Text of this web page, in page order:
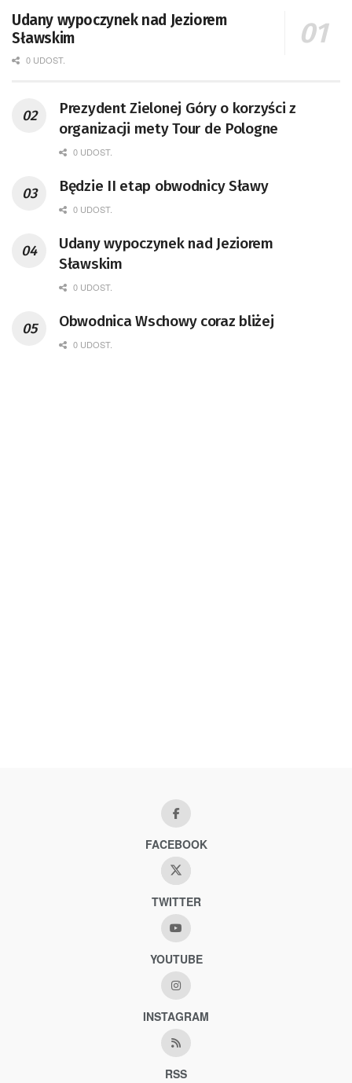
Udany wypoczynek nad Jeziorem
Sławskim
0 UDOST.
Prezydent Zielonej Góry o korzyści z
organizacji mety Tour de Pologne
0 UDOST.
Będzie II etap obwodnicy Sławy
0 UDOST.
Udany wypoczynek nad Jeziorem
Sławskim
0 UDOST.
Obwodnica Wschowy coraz bliżej
0 UDOST.
FACEBOOK
TWITTER
YOUTUBE
INSTAGRAM
RSS